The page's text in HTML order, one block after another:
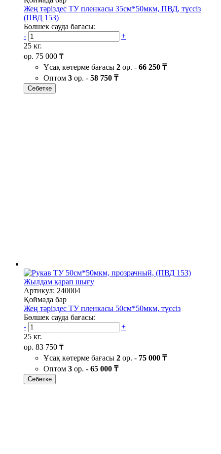
Жең тәріздес ТУ пленкасы 35см*50мкм, ПВД, түссіз
(ПВД 153)
Бөлшек сауда бағасы:
-
+
25 кг.
ор. 75 000 ₸
Ұсақ көтерме бағасы 2 ор. - 66 250 ₸
Оптом 3 ор. - 58 750 ₸
Себетке
Жылдам қарап шығу
Артикул: 240004
Қоймада бар
Жең тәріздес ТУ пленкасы 50см*50мкм, түссіз
Бөлшек сауда бағасы:
-
+
25 кг.
ор. 83 750 ₸
Ұсақ көтерме бағасы 2 ор. - 75 000 ₸
Оптом 3 ор. - 65 000 ₸
Себетке